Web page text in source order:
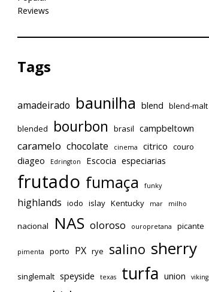
Reviews
Tags
amadeirado baunilha blend blend-malt
blended bourbon brasil campbeltown
caramelo chocolate cinema citrico couro
diageo Edrington Escocia especiarias
frutado fumaça funky
highlands iodo islay Kentucky mar milho
nacional NAS oloroso ouropretana picante
pimenta porto PX rye salino sherry
singlemalt speyside texas turfa union viking